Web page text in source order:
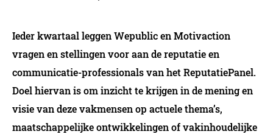
Ieder kwartaal leggen Wepublic en Motivaction
vragen en stellingen voor aan de reputatie en
communicatie-professionals van het ReputatiePanel.
Doel hiervan is om inzicht te krijgen in de mening en
visie van deze vakmensen op actuele thema’s,
maatschappelijke ontwikkelingen of vakinhoudelijke